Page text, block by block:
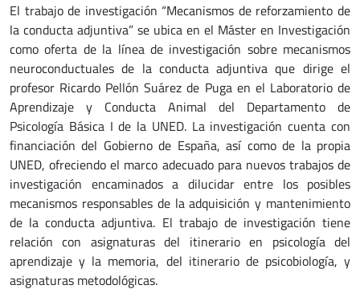
El trabajo de investigación “Mecanismos de reforzamiento de
la conducta adjuntiva” se ubica en el Máster en Investigación
como oferta de la línea de investigación sobre mecanismos
neuroconductuales de la conducta adjuntiva que dirige el
profesor Ricardo Pellón Suárez de Puga en el Laboratorio de
Aprendizaje y Conducta Animal del Departamento de
Psicología Básica I de la UNED. La investigación cuenta con
financiación del Gobierno de España, así como de la propia
UNED, ofreciendo el marco adecuado para nuevos trabajos de
investigación encaminados a dilucidar entre los posibles
mecanismos responsables de la adquisición y mantenimiento
de la conducta adjuntiva. El trabajo de investigación tiene
relación con asignaturas del itinerario en psicología del
aprendizaje y la memoria, del itinerario de psicobiología, y
asignaturas metodológicas.